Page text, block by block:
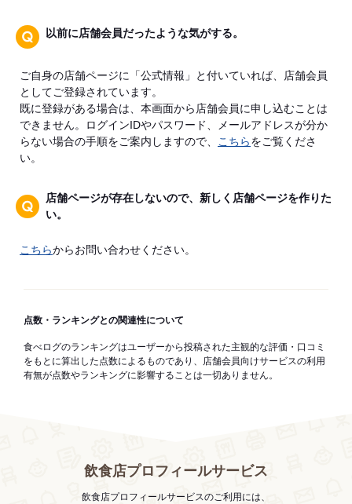
以前に店舗会員だったような気がする。
ご自身の店舗ページに「公式情報」と付いていれば、店舗会員
としてご登録されています。
既に登録がある場合は、本画面から店舗会員に申し込むことは
できません。ログインIDやパスワード、メールアドレスが分か
らない場合の手順をご案内しますので、
こちらをご覧くださ
い。
店舗ページが存在しないので、新しく店舗ページを作りた
い。
こちらからお問い合わせください。
点数・ランキングとの関連性について
食べログのランキングはユーザーから投稿された主観的な評価・口コミ
をもとに算出した点数によるものであり、店舗会員向けサービスの利用
有無が点数やランキングに影響することは一切ありません。
飲食店プロフィールサービス
飲食店プロフィールサービスのご利用には、